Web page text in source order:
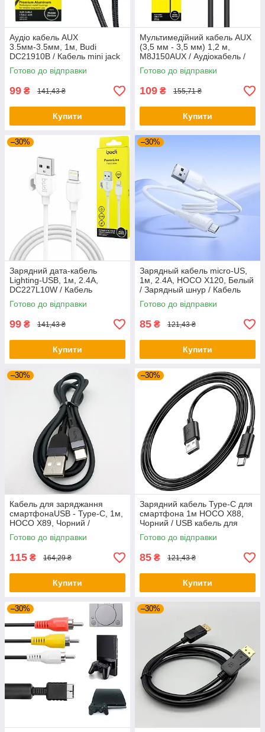
Аудіо кабель AUX
3.5мм-3.5мм, 1м, Budi
DC21910B / Кабель mini jack
3.5 / Дротовий аудіокабель /
Кабель міні джек
Готово до відправки
99 ₴ 141,43 ₴
Купити
Мультимедійний кабель AUX
(3,5 мм - 3,5 мм) 1,2 м,
M8J150AUX / Аудіокабель /
Аудіо кабель / Дротовий
аудіокабель
Готово до відправки
109 ₴ 155,71 ₴
Купити
–30%
Зарядний дата-кабель
Lighting-USB, 1м, 2.4A,
DC227L10W / Кабель
живлення / Зарядний кабель
/ Зарядний кабель для
Готово до відправки
99 ₴ 141,43 ₴
Купити
–30%
Зарядный кабель micro-US,
1м, 2.4A, HOCO X120, Белый
/ Зарядный шнур / Кабель
для телефона / Кабель
зарядки /
Готово до відправки
85 ₴ 121,43 ₴
Купити
–30%
Кабель для заряджання
смартфонаUSB - Type-C, 1м,
HOCO X89, Чорний /
Зарядний кабель для
телефону / Зарядний шнур /
Готово до відправки
115 ₴ 164,29 ₴
Купити
–30%
Зарядний кабель Type-C для
смартфона 1м HOCO X88,
Чорний / USB кабель для
швидкого заряджання /
Зарядний шнур Type-C
Готово до відправки
85 ₴ 121,43 ₴
Купити
–30% –30%